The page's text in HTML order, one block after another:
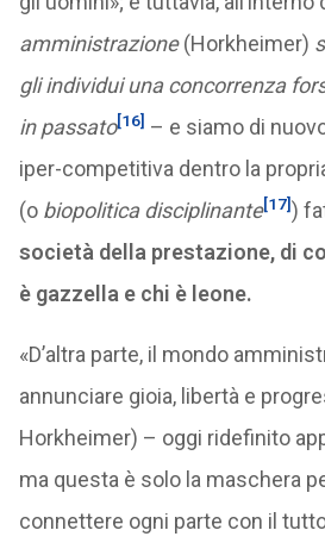
amministrazione(Horkheimer)
gli individui una concorrenza
in passato[16] – e siamo di
iper-competitiva dentro la
(o biopolitica disciplinante[17])
società della prestazione, di
è gazzella e chi è leone.
«D’altra parte, il mondo
annunciare gioia, libertà e
Horkheimer) – oggi ridefinito
ma questa è solo la maschera
connettere ogni parte con il